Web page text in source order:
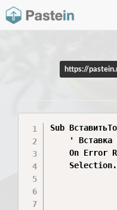
https://
Sub
' Вставка
On Error